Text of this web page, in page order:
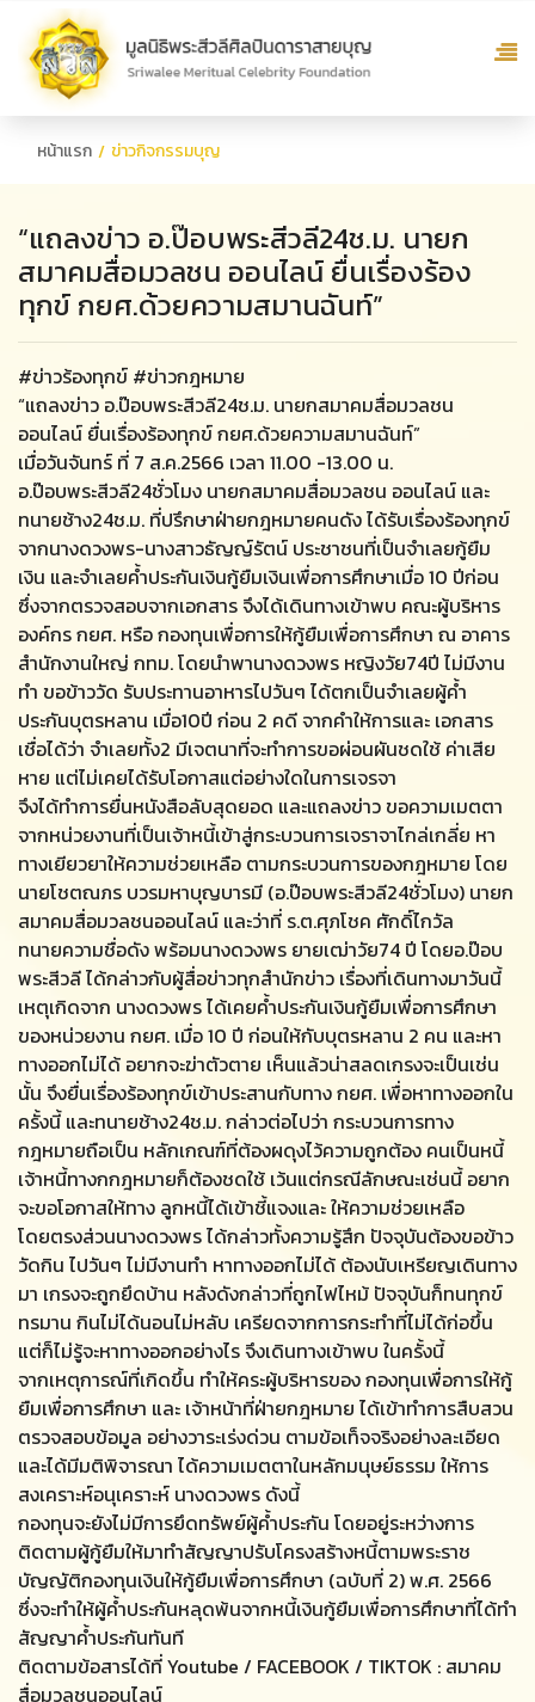
หน้าแรก ข่าวกิจกรรมบุญ
“แถลงข่าว อ.ป๊อบพระสีวลี24ช.ม. นายก
สมาคมสื่อมวลชน ออนไลน์ ยื่นเรื่องร้อง
ทุกข์ กยศ.ด้วยความสมานฉันท์”
#ข่าวร้องทุกข์ #ข่าวกฎหมาย
“แถลงข่าว อ.ป๊อบพระสีวลี24ช.ม. นายกสมาคมสื่อมวลชน
ออนไลน์ ยื่นเรื่องร้องทุกข์ กยศ.ด้วยความสมานฉันท์”
เมื่อวันจันทร์ ที่ 7 ส.ค.2566 เวลา 11.00 -13.00 น.
อ.ป๊อบพระสีวลี24ชั่วโมง นายกสมาคมสื่อมวลชน ออนไลน์ และ
ทนายช้าง24ช.ม. ที่ปรึกษาฝ่ายกฎหมายคนดัง ได้รับเรื่องร้องทุกข์
จากนางดวงพร-นางสาวธัญญ์รัตน์ ประชาชนที่เป็นจำเลยกู้ยืม
เงิน และจำเลยค้ำประกันเงินกู้ยืมเงินเพื่อการศึกษาเมื่อ 10 ปีก่อน
ซึ่งจากตรวจสอบจากเอกสาร จึงได้เดินทางเข้าพบ คณะผู้บริหาร
องค์กร กยศ. หรือ กองทุนเพื่อการให้กู้ยืมเพื่อการศึกษา ณ อาคาร
สำนักงานใหญ่ กทม. โดยนำพานางดวงพร หญิงวัย74ปี ไม่มีงาน
ทำ ขอข้าววัด รับประทานอาหารไปวันๆ ได้ตกเป็นจำเลยผู้ค้ำ
ประกันบุตรหลาน เมื่อ10ปี ก่อน 2 คดี จากคำให้การและ เอกสาร
เชื่อได้ว่า จำเลยทั้ง2 มีเจตนาที่จะทำการขอผ่อนผันชดใช้ ค่าเสีย
หาย แต่ไม่เคยได้รับโอกาสแต่อย่างใดในการเจรจา
จึงได้ทำการยื่นหนังสือลับสุดยอด และแถลงข่าว ขอความเมตตา
จากหน่วยงานที่เป็นเจ้าหนี้เข้าสู่กระบวนการเจราจาไกล่เกลี่ย หา
ทางเยียวยาให้ความช่วยเหลือ ตามกระบวนการของกฎหมาย โดย
นายโชตณภร บวรมหาบุญบารมี (อ.ป๊อบพระสีวลี24ชั่วโมง) นายก
สมาคมสื่อมวลชนออนไลน์ และว่าที่ ร.ต.ศุภโชค ศักดิ์ไกวัล
ทนายความชื่อดัง พร้อมนางดวงพร ยายเฒ่าวัย74 ปี โดยอ.ป๊อบ
พระสีวลี ได้กล่าวกับผู้สื่อข่าวทุกสำนักข่าว เรื่องที่เดินทางมาวันนี้
เหตุเกิดจาก นางดวงพร ได้เคยค้ำประกันเงินกู้ยืมเพื่อการศึกษา
ของหน่วยงาน กยศ. เมื่อ 10 ปี ก่อนให้กับบุตรหลาน 2 คน และหา
ทางออกไม่ได้ อยากจะฆ่าตัวตาย เห็นแล้วน่าสลดเกรงจะเป็นเช่น
นั้น จึงยื่นเรื่องร้องทุกข์เข้าประสานกับทาง กยศ. เพื่อหาทางออกใน
ครั้งนี้ และทนายช้าง24ช.ม. กล่าวต่อไปว่า กระบวนการทาง
กฎหมายถือเป็น หลักเกณฑ์ที่ต้องผดุงไว้ความถูกต้อง คนเป็นหนี้
เจ้าหนี้ทางกกฎหมายก็ต้องชดใช้ เว้นแต่กรณีลักษณะเช่นนี้ อยาก
จะขอโอกาสให้ทาง ลูกหนี้ได้เข้าชี้แจงและ ให้ความช่วยเหลือ
โดยตรงส่วนนางดวงพร ได้กล่าวทั้งความรู้สึก ปัจจุบันต้องขอข้าว
วัดกิน ไปวันๆ ไม่มีงานทำ หาทางออกไม่ได้ ต้องนับเหรียญเดินทาง
มา เกรงจะถูกยึดบ้าน หลังดังกล่าวที่ถูกไฟไหม้ ปัจจุบันก็ทนทุกข์
ทรมาน กินไม่ได้นอนไม่หลับ เครียดจากการกระทำที่ไม่ได้ก่อขึ้น
แต่ก็ไม่รู้จะหาทางออกอย่างไร จึงเดินทางเข้าพบ ในครั้งนี้
จากเหตุการณ์ที่เกิดขึ้น ทำให้คระผู้บริหารของ กองทุนเพื่อการให้กู้
ยืมเพื่อการศึกษา และ เจ้าหน้าที่ฝ่ายกฎหมาย ได้เข้าทำการสืบสวน
ตรวจสอบข้อมูล อย่างวาระเร่งด่วน ตามข้อเท็จจริงอย่างละเอียด
และได้มีมติพิจารณา ได้ความเมตตาในหลักมนุษย์ธรรม ให้การ
สงเคราะห์อนุเคราะห์ นางดวงพร ดังนี้
กองทุนจะยังไม่มีการยึดทรัพย์ผู้ค้ำประกัน โดยอยู่ระหว่างการ
ติดตามผู้กู้ยืมให้มาทำสัญญาปรับโครงสร้างหนี้ตามพระราช
บัญญัติกองทุนเงินให้กู้ยืมเพื่อการศึกษา (ฉบับที่ 2) พ.ศ. 2566
ซึ่งจะทำให้ผู้ค้ำประกันหลุดพ้นจากหนี้เงินกู้ยืมเพื่อการศึกษาที่ได้ทำ
สัญญาค้ำประกันทันที
ติดตามข้อสารได้ที่ Youtube / FACEBOOK / TIKTOK : สมาคม
สื่อมวลชนออนไลน์